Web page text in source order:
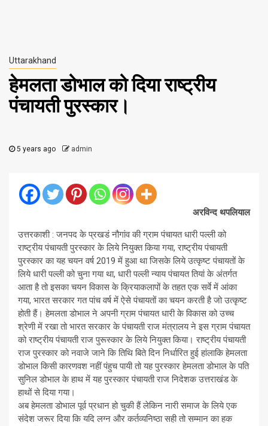
Uttarakhand
हेमलता डोभाल को दिया राष्ट्रीय
पंचायती पुरस्कार।
5 years ago admin
अरविन्द थपलियाल
उत्तरकाशी : जनपद के प्रखडं नौगांव की ग्राम पंचायत धारी पल्ली को
राष्ट्रीय पंचायती पुरस्कार के लिये नियुक्त किया गया, राष्ट्रीय पंचायती
पुरस्कार का यह चयन वर्ष 2019 में हुआ था जिसके लिये उत्कृष्ट पंचायतों के
लिये धारी पल्ली को चुना गया था, धारी पल्ली न्याय पंचायत तियां के अंतर्गत
आता है तो इसका चयन विकास के क्रियाकलापों के तहत एक सर्वे में आंका
गया, भारत सरकार गत पांच वर्ष में ऐसे पंचायतों का चयन करती है जो उत्कृष्ट
होती हैं। हेमलता डोभाल ने अपनी ग्राम पंचायत धारी के विकास को उच्च
श्रेणी में रखा तो भारत सरकार के पंचायती राज मंत्रालय ने इस ग्राम पंचायत
को राष्ट्रीय पंचायती राज पुरूस्कार के लिये नियुक्त किया। राष्ट्रीय पंचायती
राज पुरस्कार को नवाजे जाने कि तिथि बिते दिन निर्धारित हुई हांलाकि हेमलता
डोभाल किसी कारणवश नहीं पंहुच पायी तो यह पुरस्कार हेमलता डोभाल के पति
सुनिल डोभाल के हाथ में यह पुरस्कार पंचायती राज निदेशक उत्तराखंड के
हाथों से दिया गया।
अब हेमलता डोभाल पूर्व प्रधान हो चुकी हैं लेकिन नारी समाज के लिये एक
संदेश जरूर दिया कि यदि लग्न और कर्तव्यनिष्ठा सही तो सम्मान का हक